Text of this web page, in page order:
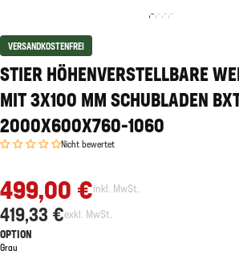
VERSANDKOSTENFREI
STIER HÖHENVERSTELLBARE
MIT 3X100 MM SCHUBLADEN
2000X600X760-1060
Nicht bewertet
499,00 €inkl. MwSt.
419,33 €exkl. MwSt.
OPTION
Grau